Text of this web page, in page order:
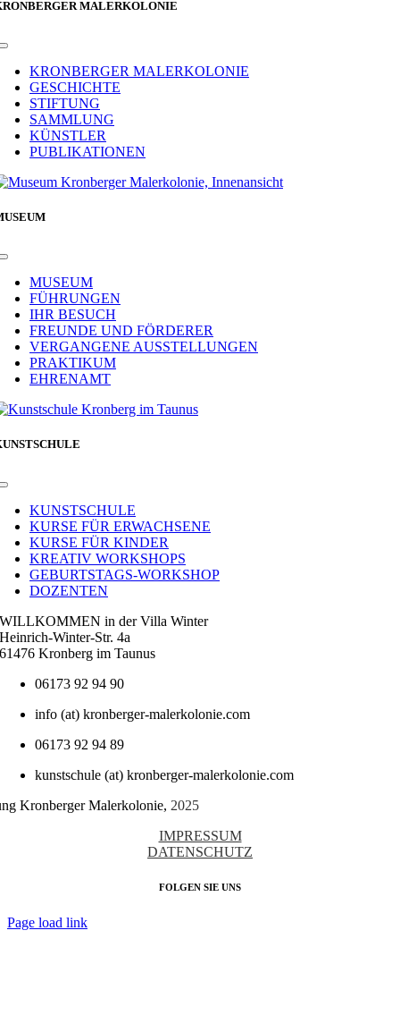
MALERKOLONIE
Toggle
NavigationKRONBERGER MALERKOLONIE
GESCHICHTE
STIFTUNG
SAMMLUNG
KÜNSTLER
PUBLIKATIONEN
Toggle
NavigationMUSEUM
FÜHRUNGEN
IHR BESUCH
FREUNDE UND FÖRDERER
VERGANGENE AUSSTELLUNGEN
PRAKTIKUM
EHRENAMT
Toggle
NavigationKUNSTSCHULE
KURSE FÜR ERWACHSENE
KURSE FÜR KINDER
KREATIV WORKSHOPS
GEBURTSTAGS-WORKSHOP
DOZENTEN
WILLKOMMEN in der Villa Winter
Heinrich-Winter-Str. 4a
61476 Kronberg im Taunus
06173 92 94 90
info (at) kronberger-malerkolonie.com
06173 92 94 89
kunstschule (at) kronberger-malerkolonie.com
Kronberger Malerkolonie, 2025
IMPRESSUM
DATENSCHUTZ
FOLGEN SIE UNS
Page load link